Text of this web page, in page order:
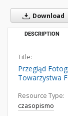
Download
DESCRIPTION
Title:
Przegląd
Towarzystwa
Resource Type:
czasopismo